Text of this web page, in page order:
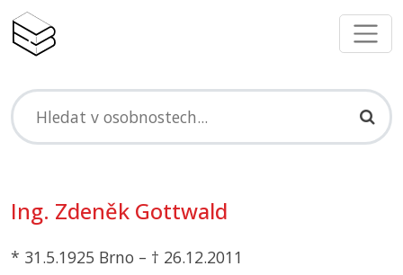
Ing. Zdeněk Gottwald
* 31.5.1925 Brno – † 26.12.2011